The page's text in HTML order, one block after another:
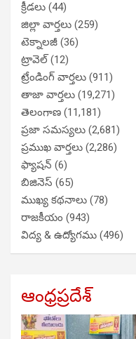
క్రీడలు (44)
జిల్లా వార్తలు (259)
టెక్నాలజీ (36)
ట్రావెల్(12)
ట్రేండింగ్ వార్తలు (911)
తాజా వార్తలు (19,271)
తెలంగాణ (11,181)
ప్రజా సమస్యలు (2,681)
ప్రముఖ వార్తలు (2,286)
ఫ్యాషన్ (6)
బిజినెస్ (65)
ముఖ్య కథనాలు (78)
రాజకీయం (943)
విద్య & ఉద్యోగము (496)
ఆంధ్రప్రదేశ్